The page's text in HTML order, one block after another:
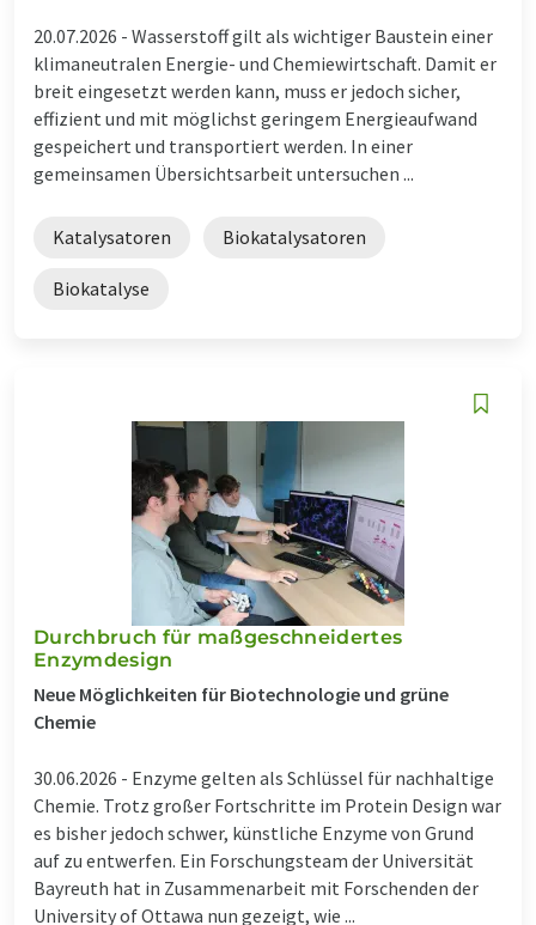
20.07.2026 - Wasserstoff gilt als wichtiger Baustein einer
klimaneutralen Energie- und Chemiewirtschaft. Damit er
breit eingesetzt werden kann, muss er jedoch sicher,
effizient und mit möglichst geringem Energieaufwand
gespeichert und transportiert werden. In einer
gemeinsamen Übersichtsarbeit untersuchen ...
Katalysatoren Biokatalysatoren
Biokatalyse
Durchbruch für maßgeschneidertes
Enzymdesign
Neue Möglichkeiten für Biotechnologie und grüne
Chemie
30.06.2026 - Enzyme gelten als Schlüssel für nachhaltige
Chemie. Trotz großer Fortschritte im Protein Design war
es bisher jedoch schwer, künstliche Enzyme von Grund
auf zu entwerfen. Ein Forschungsteam der Universität
Bayreuth hat in Zusammenarbeit mit Forschenden der
University of Ottawa nun gezeigt, wie ...